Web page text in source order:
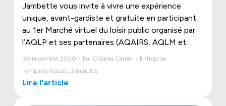
Jambette vous invite à vivre une expérience
unique, avant-gardiste et gratuite en participant
au 1er Marché virtuel du loisir public organisé par
l’AQLP et ses partenaires (AQAIRS, AQLM et
30 novembre 2020 • Par Claudia Carrier • Entreprise
Temps de lecture: 3 minutes
Lire l'article